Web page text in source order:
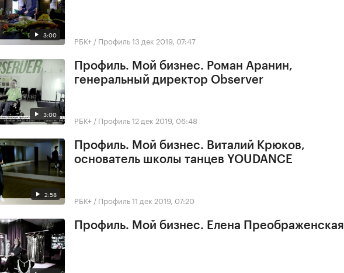
3:00 РБК+ / Профиль13 дек 2019, 07:47
3:00
Профиль. Мой бизнес. Роман Аранин,
генеральный директор Observer
РБК+ / Профиль12 дек 2019, 06:48
2:58
Профиль. Мой бизнес. Виталий Крюков,
основатель школы танцев YOUDANCE
РБК+ / Профиль11 дек 2019, 07:20
Профиль. Мой бизнес. Елена Преображенская